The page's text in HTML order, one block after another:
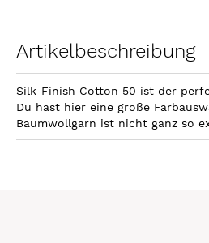
Artikelbeschreibung
Silk-Finish Cotton 50 ist der
Du hast hier eine große
Baumwollgarn ist nicht ganz so